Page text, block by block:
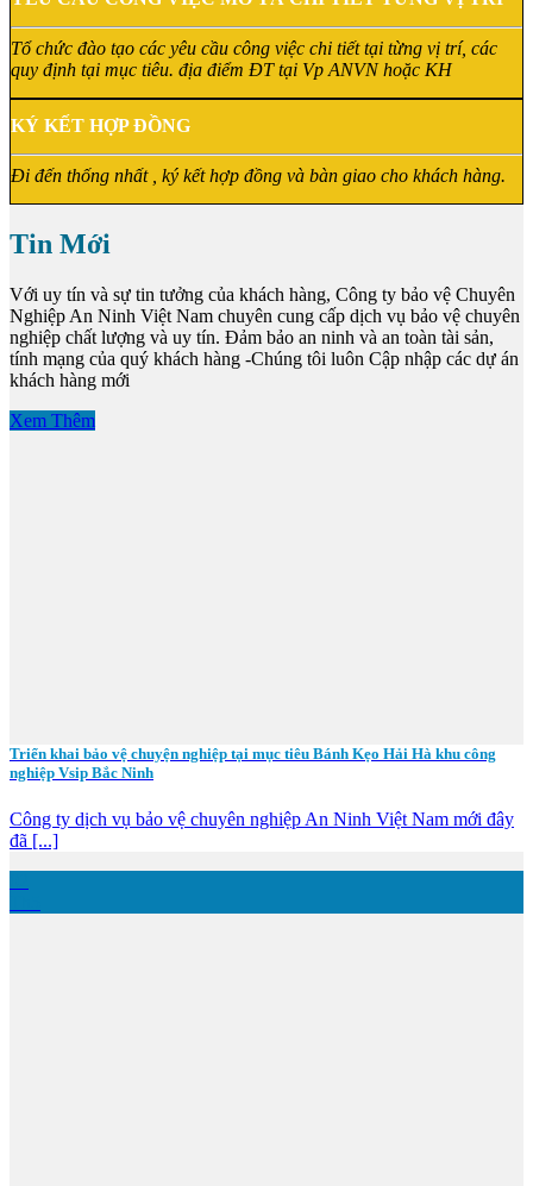
Tổ chức đào tạo các yêu cầu công việc chi tiết tại từng vị trí, các
quy định tại mục tiêu. địa điểm ĐT tại Vp ANVN hoặc KH
KÝ KẾT HỢP ĐỒNG
Đi đến thống nhất , ký kết hợp đồng và bàn giao cho khách hàng.
Tin Mới
Với uy tín và sự tin tưởng của khách hàng, Công ty bảo vệ Chuyên
Nghiệp An Ninh Việt Nam chuyên cung cấp dịch vụ bảo vệ chuyên
nghiệp chất lượng và uy tín. Đảm bảo an ninh và an toàn tài sản,
tính mạng của quý khách hàng -Chúng tôi luôn Cập nhập các dự án
khách hàng mới
Xem Thêm
Triển khai bảo vệ chuyện nghiệp tại mục tiêu Bánh Kẹo Hải Hà khu công
nghiệp Vsip Bắc Ninh
Công ty dịch vụ bảo vệ chuyên nghiệp An Ninh Việt Nam mới đây
đã [...]